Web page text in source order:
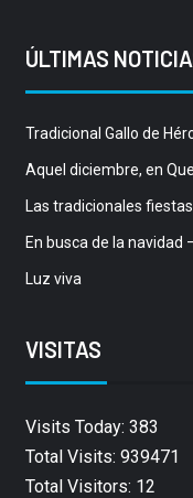
ÚLTIMAS
Tradicional Gallo de
Aquel diciembre, en
Las tradicionales
En busca de la navidad
Luz viva
VISITAS
Visits Today: 383
Total Visits: 939471
Total Visitors: 12